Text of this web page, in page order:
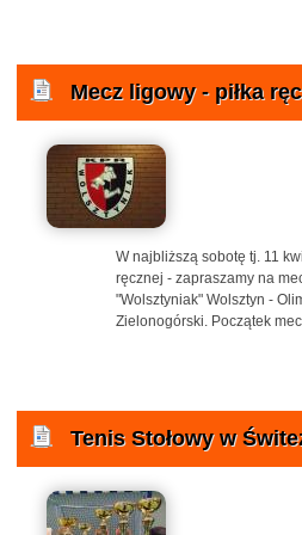
Mecz ligowy - piłka
W najbliższą sobotę tj. 11
ręcznej - zapraszamy na
"Wolsztyniak" Wolsztyn -
Zielonogórski. Początek
Tenis Stołowy w